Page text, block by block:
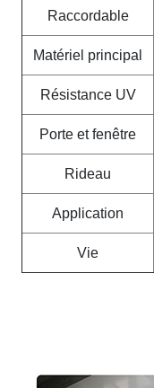
Raccordable
Matériel principal
Résistance UV
Porte et fenêtre
Rideau
Application
Vie